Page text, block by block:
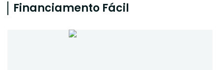
Financiamento Fácil